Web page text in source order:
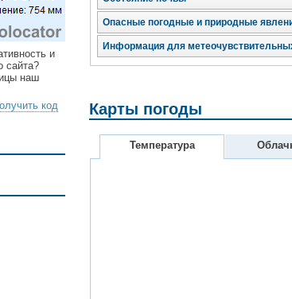
и
сайта?
наш
код
Опасные погодные и природные
Информация для
Карты погоды
Температура